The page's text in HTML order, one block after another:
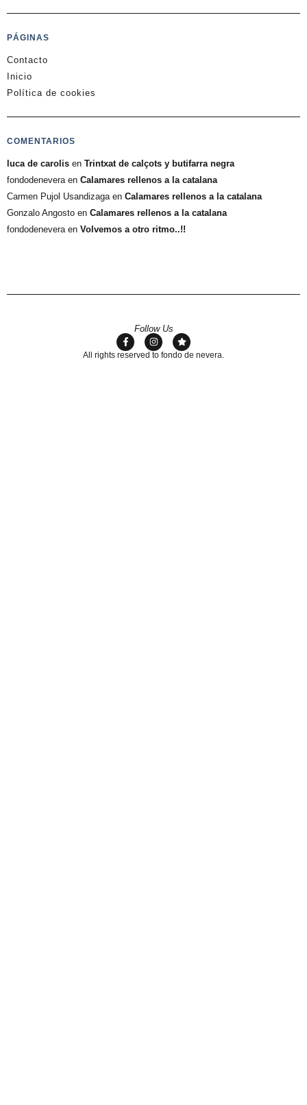
PÁGINAS
Contacto
Inicio
Política de cookies
COMENTARIOS
luca de carolis en Trintxat de calçots y butifarra negra
fondodenevera en Calamares rellenos a la catalana
Carmen Pujol Usandizaga en Calamares rellenos a la catalana
Gonzalo Angosto en Calamares rellenos a la catalana
fondodenevera en Volvemos a otro ritmo..!!
Follow Us
All rights reserved to fondo de nevera.